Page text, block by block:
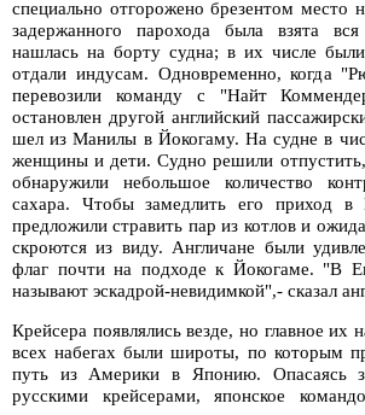
специально отгорожено брезентом место
задержанного парохода была взята
нашлась на борту судна; в их числе
отдали индусам. Одновременно, когда
перевозили команду с "Найт
остановлен другой английский
шел из Манилы в Йокогаму. На судне в
женщины и дети. Судно решили
обнаружили небольшое количество
сахара. Чтобы замедлить его приход в
предложили стравить пар из котлов и
скроются из виду. Англичане были
флаг почти на подходе к Йокогаме. "В
называют эскадрой-невидимкой",- сказал
Крейсера появлялись везде, но главное их
всех набегах были широты, по которым
путь из Америки в Японию. Опасаясь
русскими крейсерами, японское